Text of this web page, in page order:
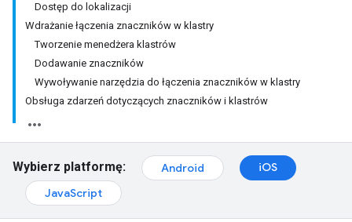
Dostęp do lokalizacji
Wdrażanie łączenia znaczników w klastry
Tworzenie menedżera klastrów
Dodawanie znaczników
Wywoływanie narzędzia do łączenia znaczników w klastry
Obsługa zdarzeń dotyczących znaczników i klastrów
Wybierz platformę: Android
iOS
JavaScript